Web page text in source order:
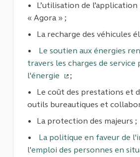
L’utilisation de
« Agora » ;
La recharge des véhicules
Le soutien aux énergies
travers les charges de service
l'énergie
;
Le coût des prestations et
outils bureautiques et
La protection des majeurs ;
La politique en faveur de
l'emploi des personnes en